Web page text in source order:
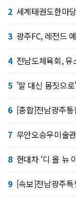
2 세계태권도한마
3 광주FC, 레전드
4 전남도체육회,
5 '말 대신 몸짓으
6 [종합]전남광주
7 무안오승우미술
8 현대차 ‘디 올 뉴
9 [속보]전남광주